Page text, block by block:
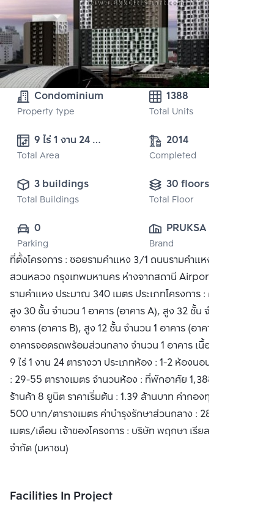
Condominium
Property type
1388
Total Units
9 ไร่ 1 งาน 24
ตารางวา
Total Area
2014
Completed
3 buildings
Total Buildings
30 floors
Total Floor
0
Parking
PRUKSA REAL
ESTATE PUBLIC
CO.,LTD
Brand
ที่ตั้งโครงการ : ซอยรามคำแหง 3/1 ถนนรามคำแหง เขต
สวนหลวง กรุงเทพมหานคร ห่างจากสถานี Airport Rail Link
รามคำแหง ประมาณ 340 เมตร ประเภทโครงการ : คอนโดมิเนียม
สูง 30 ชั้น จำนวน 1 อาคาร (อาคาร A), สูง 32 ชั้น จำนวน 1
อาคาร (อาคาร B), สูง 12 ชั้น จำนวน 1 อาคาร (อาคาร C) และ
อาคารจอดรถพร้อมส่วนกลาง จำนวน 1 อาคาร เนื้อที่โครงการ :
9 ไร่ 1 งาน 24 ตารางวา ประเภทห้อง : 1-2 ห้องนอน พื้นที่ใช้สอย
: 29-55 ตารางเมตร จำนวนห้อง : ที่พักอาศัย 1,388 ยูนิต และ
ร้านค้า 8 ยูนิต ราคาเริ่มต้น : 1.39 ล้านบาท ค่ากองทุนส่วนกลาง :
500 บาท/ตารางเมตร ค่าบำรุงรักษาส่วนกลาง : 28 บาท/ตาราง
เมตร/เดือน เจ้าของโครงการ : บริษัท พฤกษา เรียลเอสเตท
จำกัด (มหาชน)
Facilities In Project